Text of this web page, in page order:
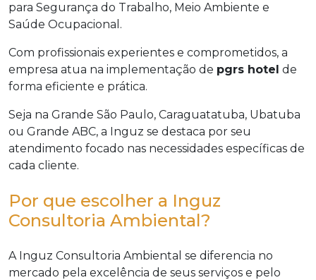
para Segurança do Trabalho, Meio Ambiente e
Saúde Ocupacional.
Com profissionais experientes e comprometidos, a
empresa atua na implementação de pgrs hotel de
forma eficiente e prática.
Seja na Grande São Paulo, Caraguatatuba, Ubatuba
ou Grande ABC, a Inguz se destaca por seu
atendimento focado nas necessidades específicas de
cada cliente.
Por que escolher a Inguz
Consultoria Ambiental?
A Inguz Consultoria Ambiental se diferencia no
mercado pela excelência de seus serviços e pelo